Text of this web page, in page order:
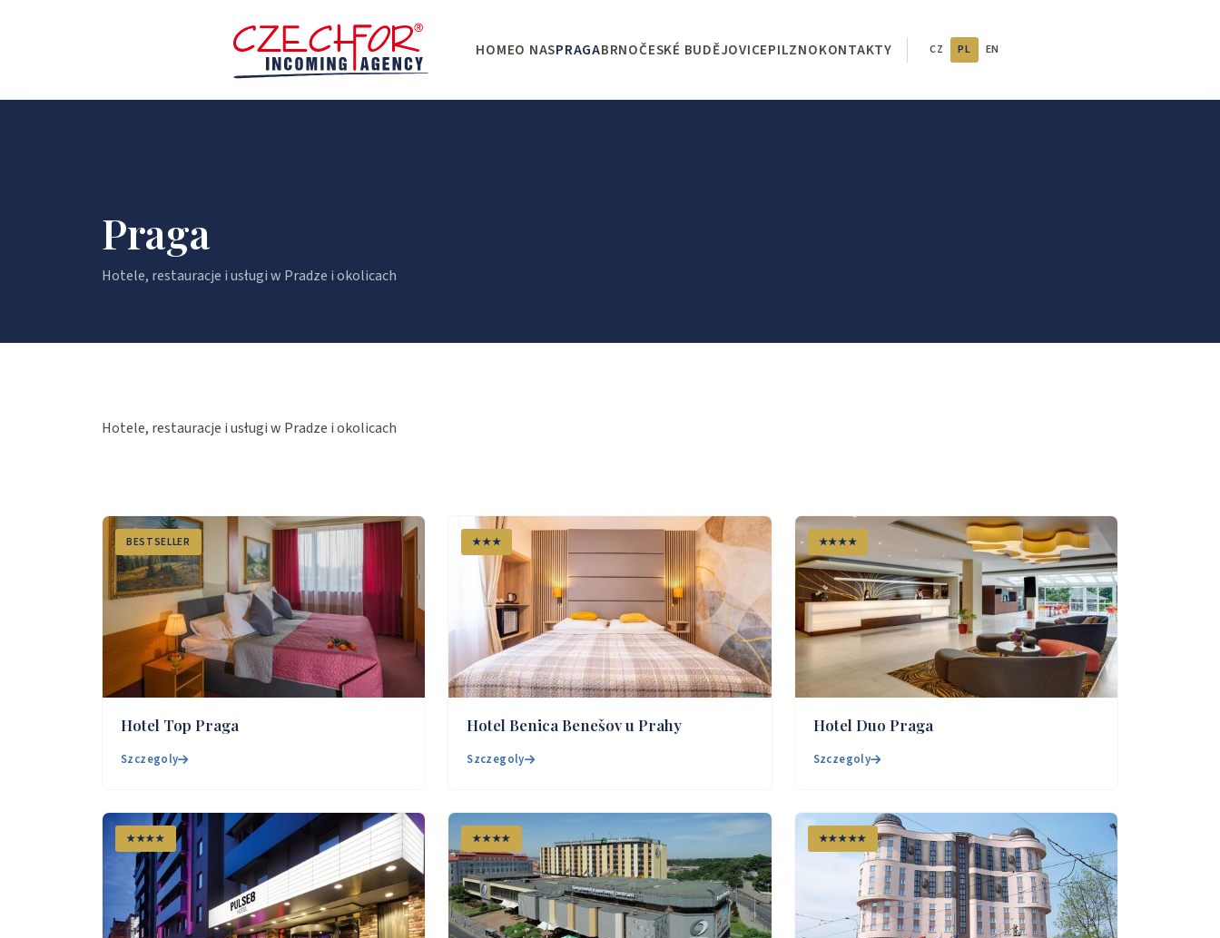
HOMEO NASPRAGABRNOČESKÉ BUDĚJOVICEPILZNOKONTAKTY CZ PL EN
Praga
Hotele, restauracje i usługi w Pradze i okolicach
Hotele, restauracje i usługi w Pradze i okolicach
BESTSELLER
Hotel Top Praga
Szczegoly
★★★
Hotel Benica Benešov u Prahy
Szczegoly
★★★★
Hotel Duo Praga
Szczegoly
★★★★ ★★★★ ★★★★★